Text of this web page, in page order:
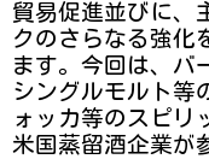
貿易促進並びに、
クのさらなる強化
ます。今回は、バ
シングルモルト等
ォッカ等のスピリ
米国蒸留酒企業が